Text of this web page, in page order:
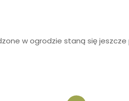
w ogrodzie staną się jeszcze